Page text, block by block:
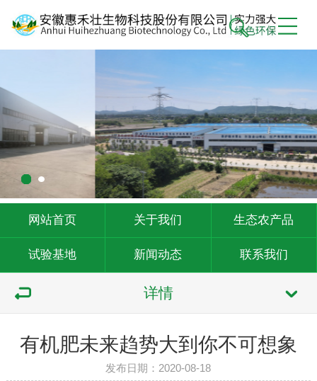
网站首页 关于我们 生态农产品
试验基地 新闻动态 联系我们
详情
有机肥未来趋势大到你不可想象
发布日期：2020-08-18